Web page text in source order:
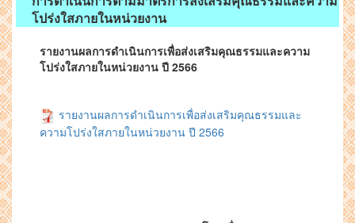
โปร่งใสภายในหน่วยงาน
รายงานผลการดำเนินการเพื่อส่งเสริมคุณธรรมและความ
โปร่งใสภายในหน่วยงาน ปี 2566
รายงานผลการดำเนินการเพื่อส่งเสริมคุณธรรมและ
ความโปร่งใสภายในหน่วยงาน ปี 2566